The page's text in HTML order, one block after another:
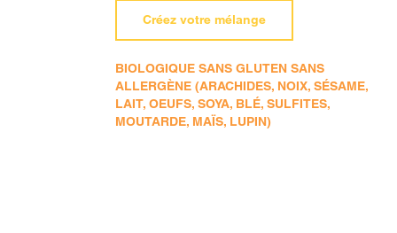
Créez votre mélange
BIOLOGIQUE SANS GLUTEN SANS
ALLERGÈNE (ARACHIDES, NOIX, SÉSAME,
LAIT, OEUFS, SOYA, BLÉ, SULFITES,
MOUTARDE, MAÏS, LUPIN)